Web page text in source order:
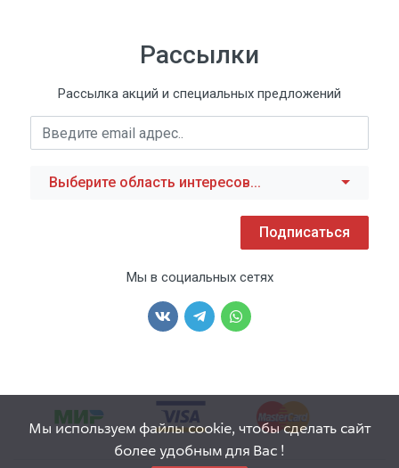
Рассылки
Рассылка акций и специальных предложений
Выберите область интересов...
Подписаться
Мы в социальных сетях
Мы используем файлы cookie, чтобы сделать сайт
более удобным для Вас !